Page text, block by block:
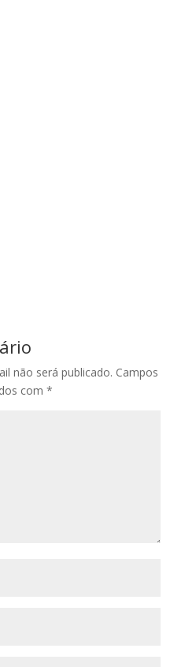
não será publicado. Campos
com *